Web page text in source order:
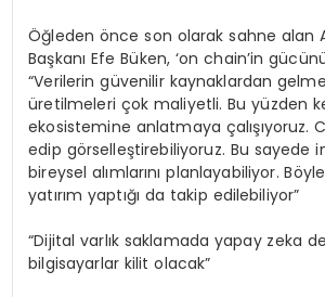
Öğleden önce son olarak sahne alan
Başkanı Efe Büken, ‘on chain’in
“Verilerin güvenilir kaynaklardan
üretilmeleri çok maliyetli. Bu yüzden
ekosistemine anlatmaya çalışıyoruz.
edip görselleştirebiliyoruz. Bu sayede
bireysel alımlarını planlayabiliyor.
yatırım yaptığı da takip edilebiliyor”
“Dijital varlık saklamada yapay zeka
bilgisayarlar kilit olacak”